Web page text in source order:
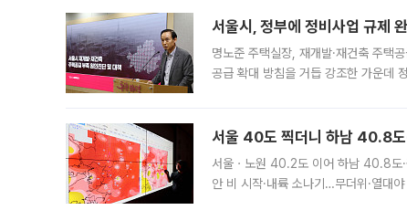
서울시, 정부에 정비사업 규제
명노준 주택실장, 재개발·재건축 주택
공급 확대 방침을 거듭 강조한 가운데
서울 40도 찍더니 하남 40.8
서울ㆍ노원 40.2도 이어 하남 40.8도
안 비 시작·내륙 소나기…무더위·열대